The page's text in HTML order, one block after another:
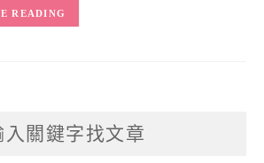
READING
入關鍵字找文章